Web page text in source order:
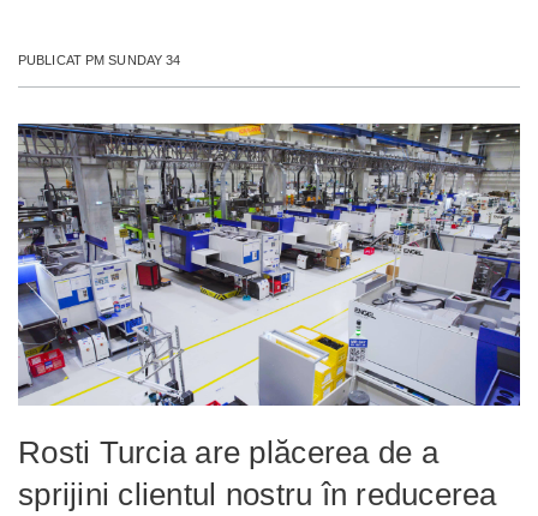
PUBLICAT PM SUNDAY 34
Rosti Turcia are plăcerea de a
sprijini clientul nostru în reducerea